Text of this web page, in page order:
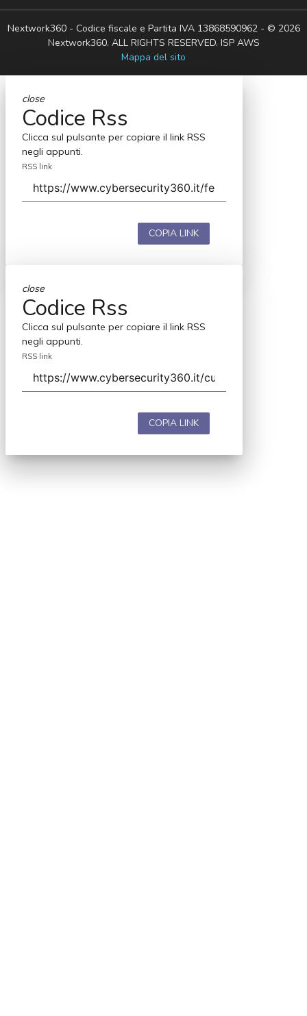
Nextwork360 - Codice fiscale e Partita IVA 13868590962 - © 2026
Nextwork360. ALL RIGHTS RESERVED. ISP AWS
Mappa del sito
close
Codice Rss
Clicca sul pulsante per copiare il link RSS
negli appunti.
RSS link
COPIA LINK
close
Codice Rss
Clicca sul pulsante per copiare il link RSS
negli appunti.
RSS link
COPIA LINK